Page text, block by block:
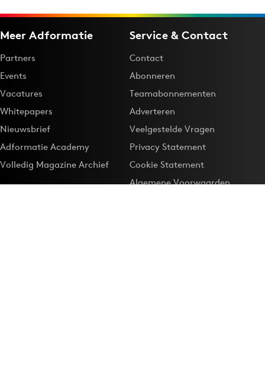
Meer Adformatie
Partners
Events
Vacatures
Whitepapers
Nieuwsbrief
Adformatie Academy
Volledig Magazine Archief
Service & Contact
Contact
Abonneren
Teamabonnementen
Adverteren
Veelgestelde Vragen
Privacy Statement
Cookie Statement
Algemene Voorwaarden